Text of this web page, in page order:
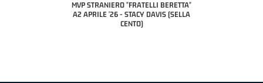
MVP STRANIERO "FRATELLI BERETTA"
A2 APRILE '26 - STACY DAVIS (SELLA
CENTO)